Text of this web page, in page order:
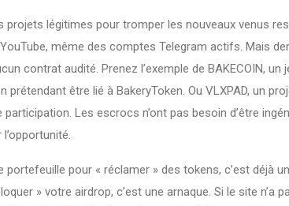
légitimes pour tromper les nouveaux venus
même des comptes Telegram actifs. Mais
contrat audité. Prenez l’exemple de BAKECOIN, un
prétendant être lié à BakeryToken. Ou VLXPAD, un
participation. Les escrocs n’ont pas besoin d’être
pour « réclamer » des tokens, c’est déjà
» votre airdrop, c’est une arnaque. Si le site n’a